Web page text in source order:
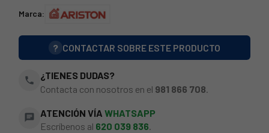
Marca:
? CONTACTAR SOBRE ESTE PRODUCTO
phone
¿TIENES DUDAS?
Contacta con nosotros en el 981 866 708
chat ATENCIÓN VÍA WHATSAPP
Escríbenos al 620 039 836.